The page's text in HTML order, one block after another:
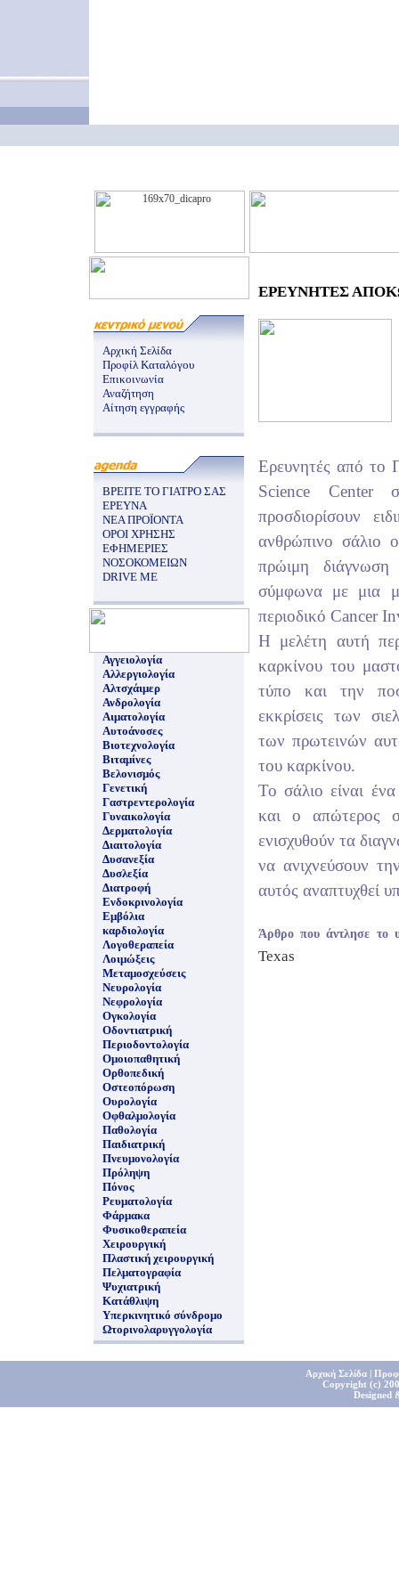
Αρχική Σελίδα
Προφίλ Καταλόγου
Επικοινωνία
Αναζήτηση
Αίτηση εγγραφής
ΒΡΕΙΤΕ ΤΟ ΓΙΑΤΡΟ ΣΑΣ
ΕΡΕΥΝΑ
ΝΕΑ ΠΡΟΪΟΝΤΑ
ΟΡΟΙ ΧΡΗΣΗΣ
ΕΦΗΜΕΡΙΕΣ
ΝΟΣΟΚΟΜΕΙΩΝ
DRIVE ME
Αγγειολογία
Αλλεργιολογία
Αλτσχάιμερ
Ανδρολογία
Αιματολογία
Αυτοάνοσες
Βιοτεχνολογία
Βιταμίνες
Βελονισμός
Γενετική
Γαστρεντερολογία
Γυναικολογία
Δερματολογία
Διαιτολογία
Δυσανεξία
Δυσλεξία
Διατροφή
Ενδοκρινολογία
Εμβόλια
καρδιολογία
Λογοθεραπεία
Λοιμώξεις
Μεταμοσχεύσεις
Νευρολογία
Νεφρολογία
Ογκολογία
Οδοντιατρική
Περιοδοντολογία
Ομοιοπαθητική
Ορθοπεδική
Οστεοπόρωση
Ουρολογία
Οφθαλμολογία
Παθολογία
Παιδιατρική
Πνευμονολογία
Πρόληψη
Πόνος
Ρευματολογία
Φάρμακα
Φυσικοθεραπεία
Χειρουργική
Πλαστική χειρουργική
Πελματογραφία
Ψυχιατρική
Κατάθλιψη
Υπερκινητικό σύνδρομο
Ωτορινολαρυγγολογία
ΕΡΕΥΝΗΤΕΣ
Ερευνητές από το
Science Center
προσδιορίσουν
ανθρώπινο σάλιο
πρώιμη
σύμφωνα με μια
περιοδικό Cancer
Η μελέτη αυτή
καρκίνου του
τύπο και την
εκκρίσεις των
των πρωτεινών
του καρκίνου.
Το σάλιο είναι
και ο απώτερος
ενισχυθούν τα
να ανιχνεύσουν
αυτός αναπτυχθεί
Άρθρο που άντλησε το
Texas
Αρχική Σελίδα|
Copyright (c)
Designed